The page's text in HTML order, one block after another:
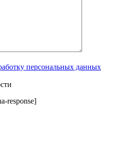
персональных данных
response]